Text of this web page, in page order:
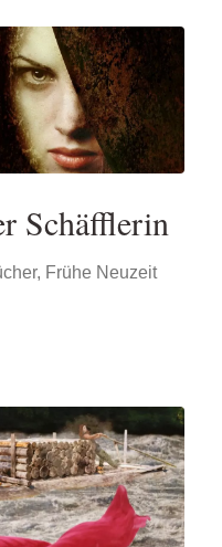
Schäfflerin
, Frühe Neuzeit